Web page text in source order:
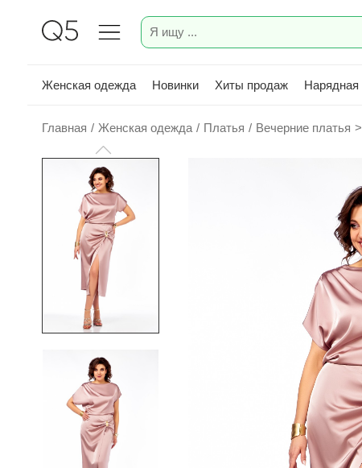
Женская одежда Новинки Хиты продаж Нарядная
Главная / Женская одежда / Платья / Вечерние платья >